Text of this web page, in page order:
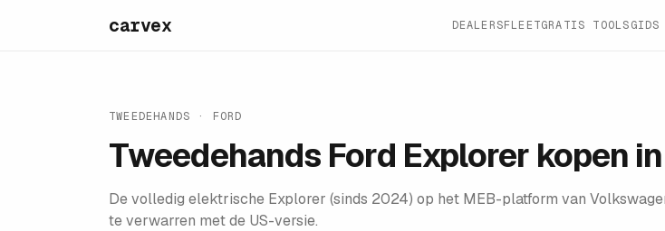
carvex DEALERSFLEETGRATIS TOOLSGIDS
TWEEDEHANDS · FORD
Tweedehands Ford Explorer kopen
De volledig elektrische Explorer (sinds 2024) op het MEB-platform van
te verwarren met de US-versie.